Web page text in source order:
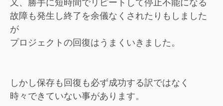
又、勝手に短時間でリピートして停止不能になる
故障も発生し終了を余儀なくされたりもしました
が
プロジェクトの回復はうまくいきました。
しかし保存も回復も必ず成功する訳ではなく
時々できていない事があります。